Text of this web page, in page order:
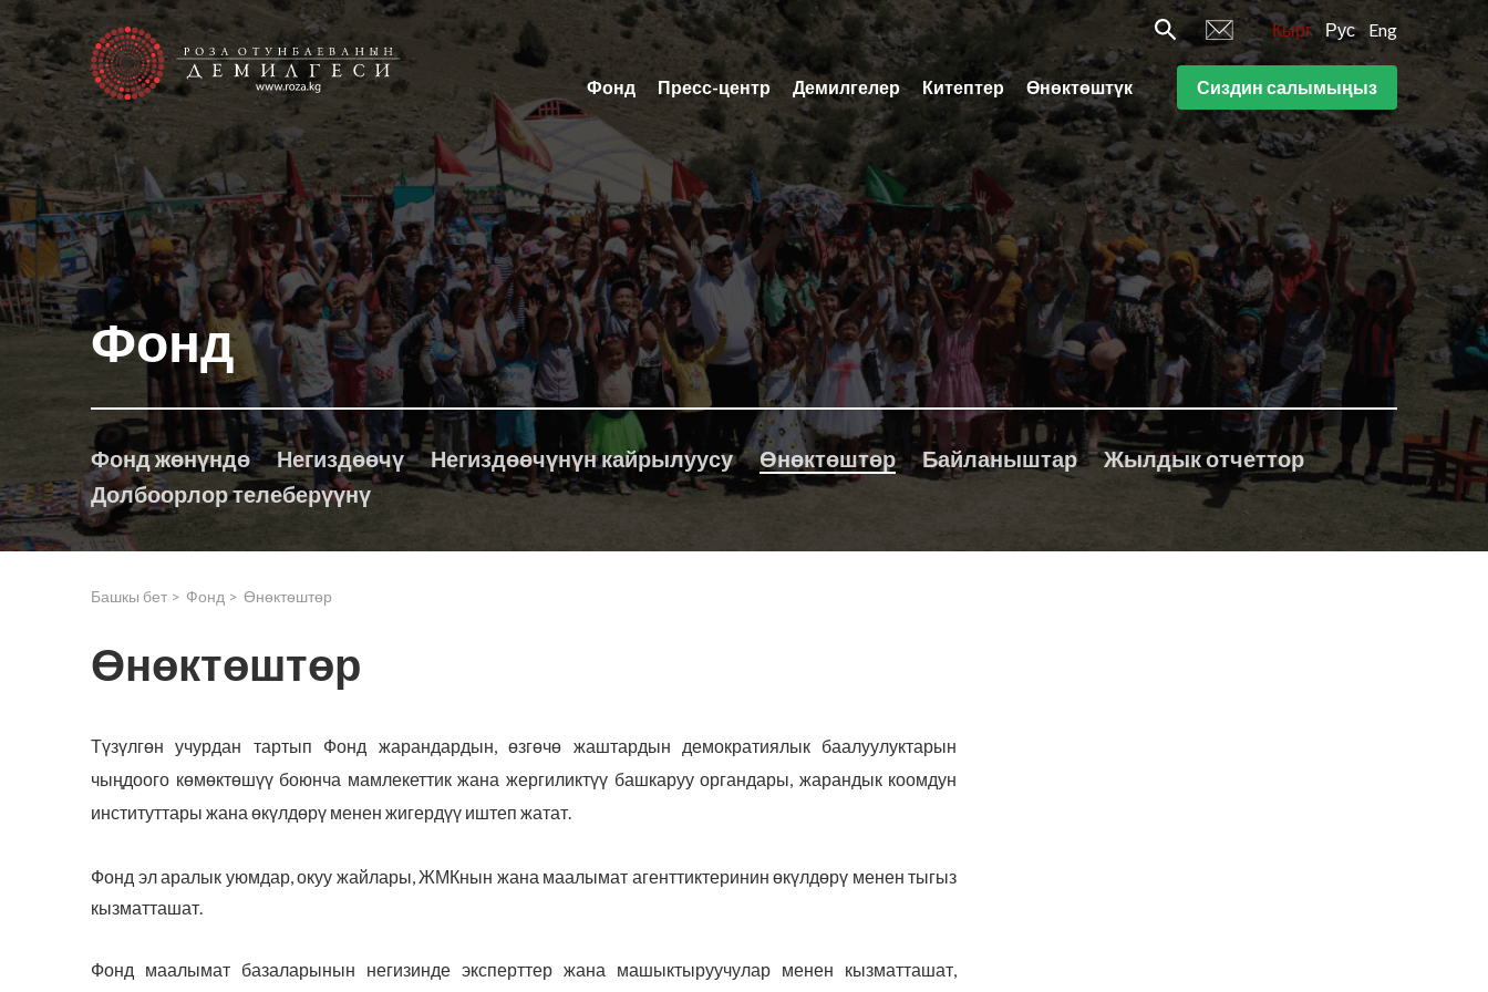
Кырг Рус Eng
Фонд Пресс-центр Демилгелер Китептер Өнөктөштүк Сиздин салымыңыз
Фонд
Фонд жөнүндө Негиздөөчү Негиздөөчүнүн кайрылуусу Өнөктөштөр Байланыштар
Жылдык отчеттор
Долбоорлор телеберүүнү
Башкы бет > Фонд > Өнөктөштөр
Өнөктөштөр
Түзүлгөн учурдан тартып Фонд жарандардын, өзгөчө жаштардын демократиялык баалуулуктарын
чыңдоого көмөктөшүү боюнча мамлекеттик жана жергиликтүү башкаруу органдары, жарандык коомдун
институттары жана өкүлдөрү менен жигердүү иштеп жатат.
Фонд эл аралык уюмдар, окуу жайлары, ЖМКнын жана маалымат агенттиктеринин өкүлдөрү менен тыгыз
кызматташат.
Фонд маалымат базаларынын негизинде эксперттер жана машыктыруучулар менен кызматташат,